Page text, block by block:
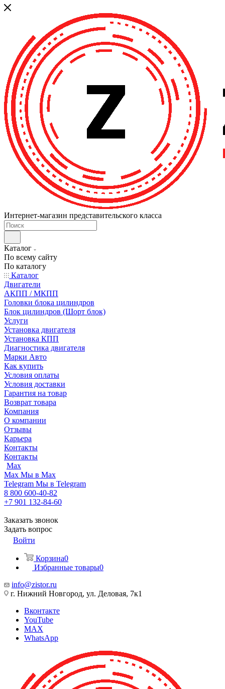
Интернет-магазин представительского класса
Каталог
По всему сайту
По каталогу
Каталог
Двигатели
АКПП / МКПП
Головки блока цилиндров
Блок цилиндров (Шорт блок)
Услуги
Установка двигателя
Установка КПП
Диагностика двигателя
Марки Авто
Как купить
Условия оплаты
Условия доставки
Гарантия на товар
Возврат товара
Компания
О компании
Отзывы
Карьера
Контакты
Контакты
Max
Max Мы в Max
Telegram Мы в Telegram
8 800 600-40-82
+7 901 132-84-60
Заказать звонок
Задать вопрос
Войти
Корзина0
Избранные товары0
info@zistor.ru
г. Нижний Новгород, ул. Деловая, 7к1
Вконтакте
YouTube
MAX
WhatsApp